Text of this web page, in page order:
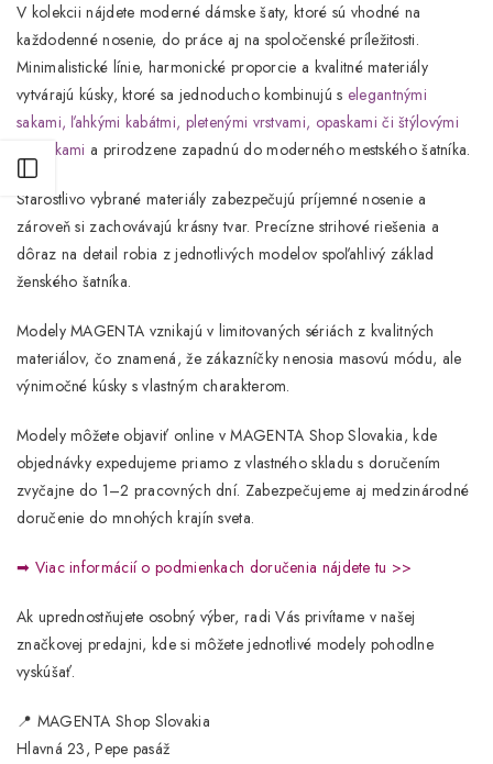
V kolekcii nájdete moderné dámske šaty, ktoré sú vhodné na
každodenné nosenie, do práce aj na spoločenské príležitosti.
Minimalistické línie, harmonické proporcie a kvalitné materiály
vytvárajú kúsky, ktoré sa jednoducho kombinujú s elegantnými
sakami, ľahkými kabátmi, pletenými vrstvami, opaskami čištýlovými
doplnkami a prirodzene zapadnú do moderného mestského šatníka.
Starostlivo vybrané materiály zabezpečujú príjemné nosenie a
zároveň si zachovávajú krásny tvar. Precízne strihové riešenia a
dôraz na detail robia z jednotlivých modelov spoľahlivý základ
ženského šatníka.
ModelyMAGENTA vznikajú v limitovaných sériách z kvalitných
materiálov, čo znamená, že zákazníčky nenosia masovú módu, ale
výnimočné kúsky s vlastným charakterom.
Modely môžete objaviť online vMAGENTA Shop Slovakia, kde
objednávky expedujeme priamo z vlastného skladu s doručením
zvyčajne do 1–2 pracovných dní. Zabezpečujeme aj medzinárodné
doručenie do mnohých krajín sveta.
➡ Viac informácií o podmienkach doručenia nájdete tu >>
Ak uprednostňujete osobný výber, radi Vás privítame v našej
značkovej predajni, kde si môžete jednotlivé modely pohodlne
vyskúšať.
📍 MAGENTA Shop Slovakia
Hlavná 23, Pepe pasáž